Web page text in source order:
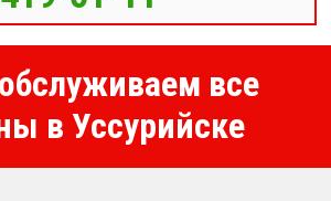
все
в Уссурийске